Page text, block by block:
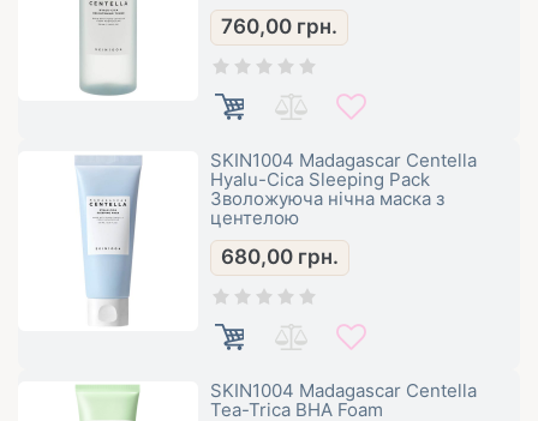
760,00 грн.
SKIN1004 Madagascar Centella
Hyalu-Cica Sleeping Pack
Зволожуюча нічна маска з
центелою
680,00 грн.
SKIN1004 Madagascar Centella
Tea-Trica BHA Foam